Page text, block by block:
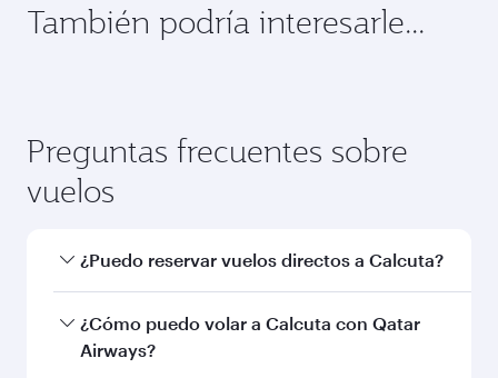
También podría interesarle...
Bruselas
Turista
QAR 4060
Montreal
Turista